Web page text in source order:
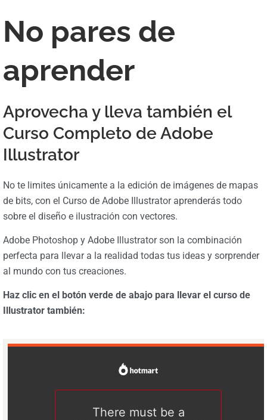
No pares de
aprender
Aprovecha y lleva también el
Curso Completo de Adobe
Illustrator
No te limites únicamente a la edición de imágenes de mapas
de bits, con el Curso de Adobe Illustrator aprenderás todo
sobre el diseño e ilustración con vectores.
Adobe Photoshop y Adobe Illustrator son la combinación
perfecta para llevar a la realidad todas tus ideas y sorprender
al mundo con tus creaciones.
Haz clic en el botón verde de abajo para llevar el curso de
Illustrator también: